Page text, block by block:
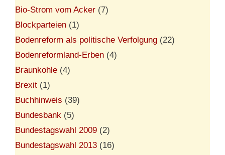
Bio-Strom vom Acker (7)
Blockparteien (1)
Bodenreform als politische Verfolgung (22)
Bodenreformland-Erben (4)
Braunkohle (4)
Brexit (1)
Buchhinweis (39)
Bundesbank (5)
Bundestagswahl 2009 (2)
Bundestagswahl 2013 (16)